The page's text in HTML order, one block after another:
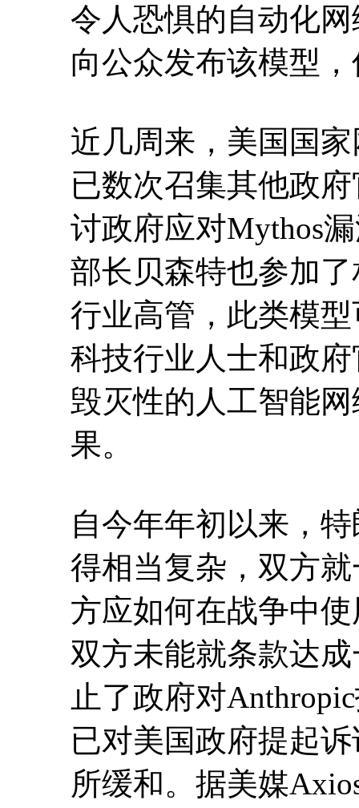
令人恐惧的自动化
向公众发布该模型
近几周来，美国国
已数次召集其他政
讨政府应对Mythos
部长贝森特也参加
行业高管，此类模
科技行业人士和政
毁灭性的人工智能
果。
自今年年初以来，
得相当复杂，双方
方应如何在战争中
双方未能就条款达
止了政府对
已对美国政府提起
所缓和。据美媒